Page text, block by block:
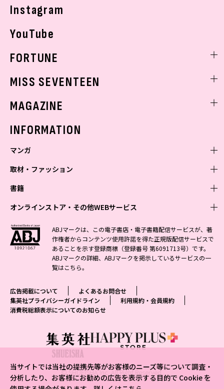
当サイトでは当社の提携先等がお客様のニーズ等について調査・
分析したり、お客様にお勧めの広告を表示する目的で Cookie を
Instagram
YouTube
FORTUNE
MISS SEVENTEEN
MAGAZINE
INFORMATION
マンガ
少年マンガ
Vジャンプ
最強ジャンプ
少年ジャンプ+
ジャンプTOON
ジャンプルーキー！
S-MANGA
集英社コミック文庫
青年マンガ
ZEBRACK
S-MANGA
集英社ジャンプリミックス
週刊ヤングジャンプ
ヤングジャンプ定期購読デジタル
となりのヤングジャンプ
グランドジャンプ
ウルトラジャンプ
少女マンガ
ZEBRACK
S-MANGA
集英社コミック文庫
マーガレット
別冊マーガレット
リマコミ
マンガMeets
女性マンガ
ジャンプTOON
集英社コミック文庫
マンガMee公式サイト
リマコミ
office YOU
取材・ファッション
ファッション・美容
BAILA
MAQUIA
eclat
T JAPAN
MEN'S NON-NO
集英社オンライン
芸能・情報・スポーツ
週プレNEWS
週プレ グラジャパ!
書籍
文芸・文庫・総合
小説すばる
集英社 文芸ステーション
web 集英社文庫
アジア人物史
学芸・ノンフィクション・新書
1日5分で、明日は変わる よみタイ yomitai
集英社学芸部 - 学芸・ノンフィクション
集英社ビジネス書
集英社新書プラス - 知の水先案内人
kotoba
情報・知識＆オピニオン imidas
ライトノベル・ノベライズ
集英社オレンジ文庫
JUMP j-BOOKS
ダッシュエックス文庫公式サイト
集英社Webマガジン コバルト
集英社の児童図書 S-KIDS.LAND
オンラインストア・その他WEBサービス
オンラインストア
OTO
SHUEISHA MANGA-ART HERITAGE
ジャンプキャラクターズストア
HAPPY PLUS STORE
SHUEISHA VOX
LEEマルシェ
eclat premium
mirabella homme
その他WEBサービス
集英社アドナビ
集英社エディターズ・ラボ
ABJマークは、この電子書店・電子書籍配信サービスが、著
作権者からコンテンツ使用許諾を得た正規版配信サービスで
あることを示す登録商標（登録番号 第6091713号）です。
ABJマークの詳細、ABJマークを掲示しているサービスの一
覧はこちら。
広告掲載について
よくあるお問合せ
集英社プライバシーガイドライン
利用規約・会員規約
消費税総額表示についてのお知らせ
© SHUEISHA Inc. All Right Reserved.